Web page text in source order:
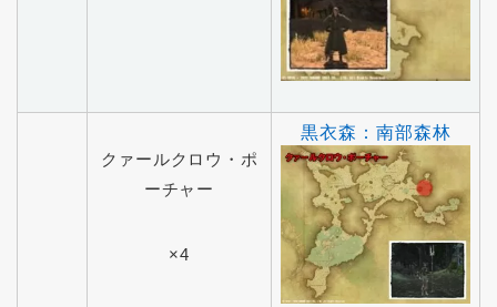
クァールクロウ・ポ
ーチャー
×4
黒衣森：南部森林